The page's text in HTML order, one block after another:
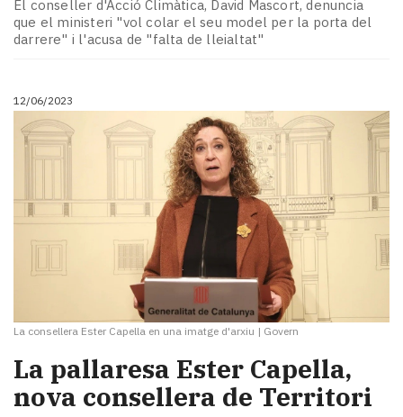
El conseller d'Acció Climàtica, David Mascort, denuncia
que el ministeri "vol colar el seu model per la porta del
darrere" i l'acusa de "falta de lleialtat"
12/06/2023
La consellera Ester Capella en una imatge d'arxiu | Govern
La pallaresa Ester Capella,
nova consellera de Territori